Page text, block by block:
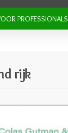
PROFESSIONALS
rijk